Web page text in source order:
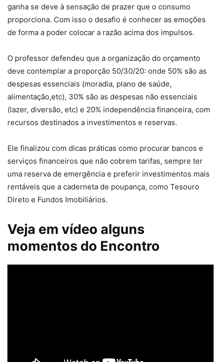
ganha se deve à sensação de prazer que o consumo
proporciona. Com isso o desafio é conhecer as emoções
de forma a poder colocar a razão acima dos impulsos.
O professor defendeu que a organização do orçamento
deve contemplar a proporção 50/30/20: onde 50% são as
despesas essenciais (moradia, plano de saúde,
alimentação,etc), 30% são as despesas não essenciais
(lazer, diversão, etc) e 20% independência financeira, com
recursos destinados a investimentos e reservas.
Ele finalizou com dicas práticas como procurar bancos e
serviços financeiros que não cobrem tarifas, sempre ter
uma reserva de emergência e preferir investimentos mais
rentáveis que a caderneta de poupança, como Tesouro
Direto e Fundos Imobiliários.
Veja em vídeo alguns
momentos do Encontro